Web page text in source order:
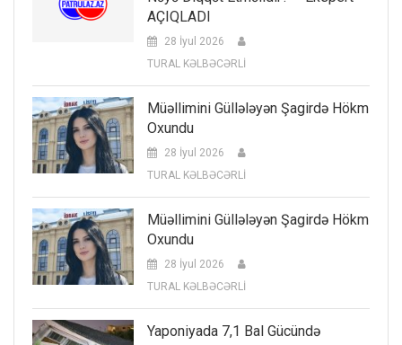
AÇIQLADI
28 İyul 2026
TURAL KƏLBƏCƏRLİ
Müəllimini Güllələyən Şagirdə Hökm
Oxundu
28 İyul 2026
TURAL KƏLBƏCƏRLİ
Müəllimini Güllələyən Şagirdə Hökm
Oxundu
28 İyul 2026
TURAL KƏLBƏCƏRLİ
Yaponiyada 7,1 Bal Gücündə